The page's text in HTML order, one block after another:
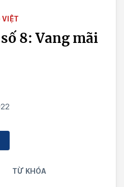
VIỆT
8: Vang mãi
TỪ KHÓA